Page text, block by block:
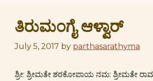
ತಿರುಮಂಗೈ ಆಳ್ವಾರ್
July 5, 2017 by parthasarathyma
ಶ್ರೀ: ಶ್ರೀಮತೇ ಶಠಕೋಪಾಯ ನಮ: ಶ್ರೀಮತೇ